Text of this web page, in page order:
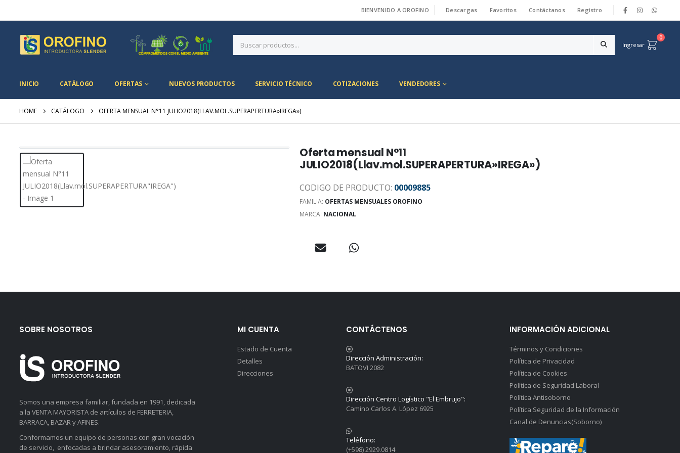
BIENVENIDO A OROFINO Descargas Favoritos Contáctanos Registro
Ingresar
0
INICIO CATÁLOGO OFERTAS NUEVOS PRODUCTOS SERVICIO TÉCNICO COTIZACIONES VENDEDORES
HOME CATÁLOGO OFERTA MENSUAL N°11 JULIO2018(LLAV.MOL.SUPERAPERTURA»IREGA»)
Oferta mensual N°11
JULIO2018(Llav.mol.SUPERAPERTURA»IREGA»)
CODIGO DE PRODUCTO: 00009885
FAMILIA: OFERTAS MENSUALES OROFINO
MARCA: NACIONAL
SOBRE NOSOTROS
Somos una empresa familiar, fundada en 1991, dedicada
a la VENTA MAYORISTA de artículos de FERRETERIA,
BARRACA, BAZAR y AFINES.
Conformamos un equipo de personas con gran vocación
de servicio, enfocadas a brindar asesoramiento, rápida
MI CUENTA
Estado de Cuenta
Detalles
Direcciones
CONTÁCTENOS
Dirección Administración:
BATOVI 2082
Dirección Centro Logístico "El Embrujo":
Camino Carlos A. López 6925
Teléfono:
(+598) 2929.0814
INFORMACIÓN ADICIONAL
Términos y Condiciones
Política de Privacidad
Política de Cookies
Política de Seguridad Laboral
Política Antisoborno
Política Seguridad de la Información
Canal de Denuncias(Soborno)